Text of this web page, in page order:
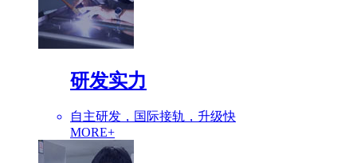
研发实力
自主研发，国际接轨，升级快
MORE+